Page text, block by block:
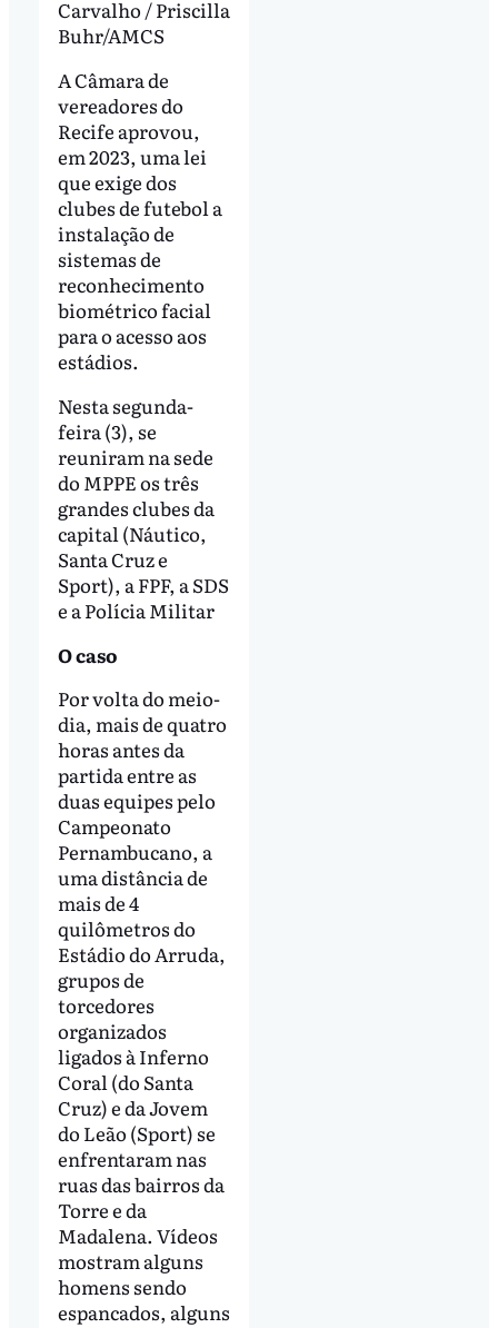
Carvalho / Priscilla
Buhr/AMCS
A Câmara de
vereadores do
Recife aprovou,
em 2023, uma lei
que exige dos
clubes de futebol a
instalação de
sistemas de
reconhecimento
biométrico facial
para o acesso aos
estádios.
Nesta segunda-
feira (3), se
reuniram na sede
do MPPE os três
grandes clubes da
capital (Náutico,
Santa Cruz e
Sport), a FPF, a SDS
e a Polícia Militar
O caso
Por volta do meio-
dia, mais de quatro
horas antes da
partida entre as
duas equipes pelo
Campeonato
Pernambucano, a
uma distância de
mais de 4
quilômetros do
Estádio do Arruda,
grupos de
torcedores
organizados
ligados à Inferno
Coral (do Santa
Cruz) e da Jovem
do Leão (Sport) se
enfrentaram nas
ruas das bairros da
Torre e da
Madalena. Vídeos
mostram alguns
homens sendo
espancados, alguns